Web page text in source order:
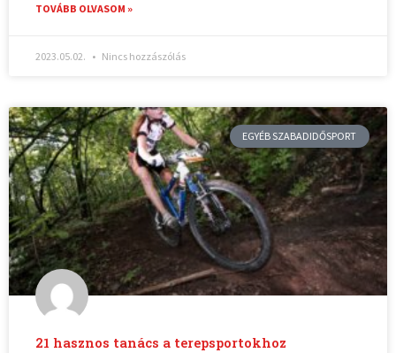
TOVÁBB OLVASOM »
2023.05.02. Nincs hozzászólás
EGYÉB SZABADIDŐSPORT
21 hasznos tanács a terepsportokhoz